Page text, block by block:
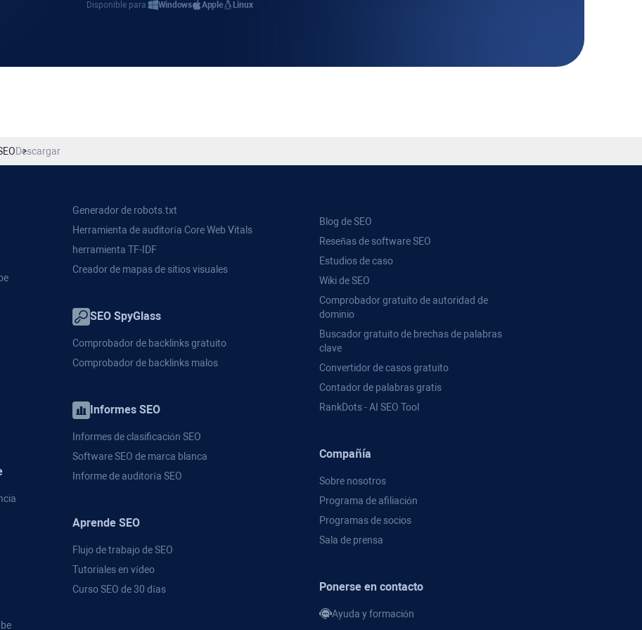
Disponible para: Windows Apple Linux
Descargar
Generador de robots.txt
Herramienta de auditoría Core Web Vitals
herramienta TF-IDF
Creador de mapas de sitios visuales
SEO SpyGlass
Comprobador de backlinks gratuito
Comprobador de backlinks malos
Informes SEO
Informes de clasificación SEO
Software SEO de marca blanca
Informe de auditoría SEO
Aprende SEO
Flujo de trabajo de SEO
Tutoriales en vídeo
Curso SEO de 30 días
Blog de SEO
Reseñas de software SEO
Estudios de caso
Wiki de SEO
Comprobador gratuito de autoridad de
dominio
Buscador gratuito de brechas de palabras
clave
Convertidor de casos gratuito
Contador de palabras gratis
RankDots - AI SEO Tool
Compañía
Sobre nosotros
Programa de afiliación
Programas de socios
Sala de prensa
Ponerse en contacto
Ayuda y formación